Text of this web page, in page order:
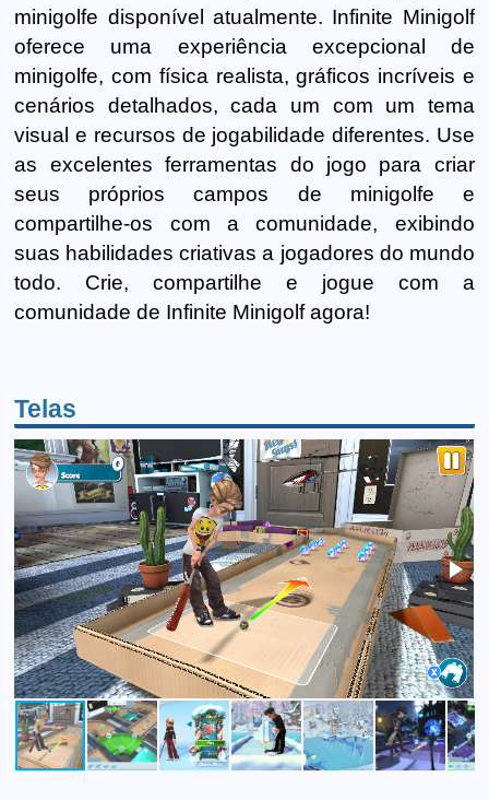
minigolfe disponível atualmente. Infinite Minigolf
oferece uma experiência excepcional de
minigolfe, com física realista, gráficos incríveis e
cenários detalhados, cada um com um tema
visual e recursos de jogabilidade diferentes. Use
as excelentes ferramentas do jogo para criar
seus próprios campos de minigolfe e
compartilhe-os com a comunidade, exibindo
suas habilidades criativas a jogadores do mundo
todo. Crie, compartilhe e jogue com a
comunidade de Infinite Minigolf agora!
Telas